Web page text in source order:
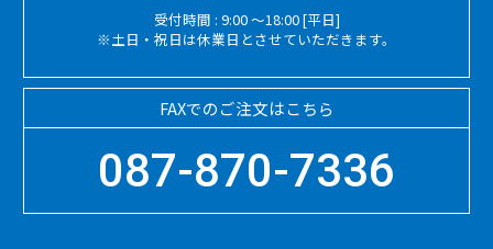
受付時間 : 9:00 ～18:00 [平日]
※土日・祝日は休業日とさせていただきます。
FAXでのご注文はこちら
087-870-7336